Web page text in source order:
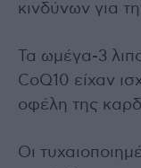
κινδύνων για
Τα ωμέγα-3
CoQ10 είχαν
οφέλη της
Οι